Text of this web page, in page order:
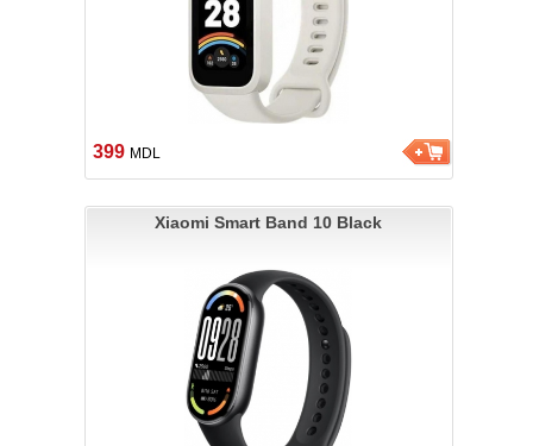
399 MDL
Xiaomi Smart Band 10 Black